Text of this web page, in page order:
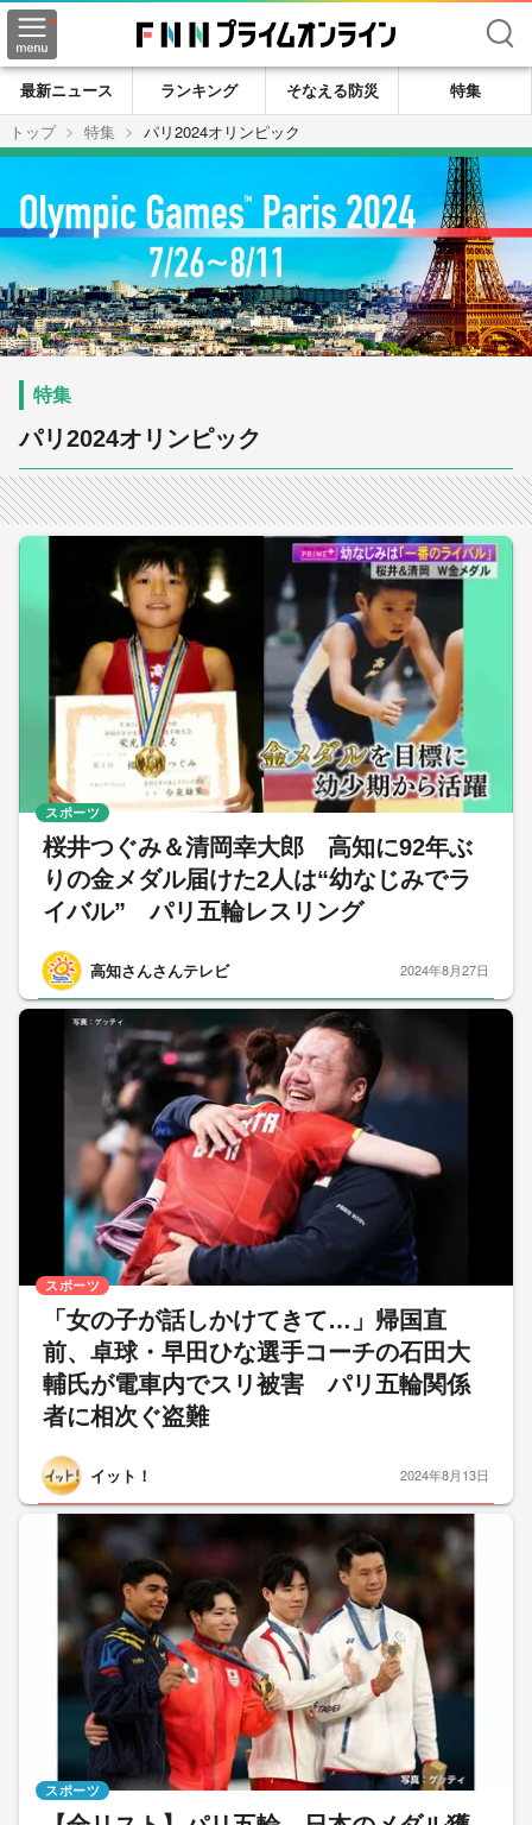
検索
最新ニュース ランキング そなえる防災
特集
トップ
特集 パリ2024オリンピック
パリ2024オリンピック
桜井つぐみ＆清岡幸大郎 高知に92年ぶ
りの金メダル届けた2人は“幼なじみでラ
イバル” パリ五輪レスリング
高知さんさんテレビ
スポーツ
2024年8月27日
「女の子が話しかけてきて…」帰国直
前、卓球・早田ひな選手コーチの石田大
輔氏が電車内でスリ被害 パリ五輪関係
者に相次ぐ盗難
イット！
スポーツ
2024年8月13日
スポーツ